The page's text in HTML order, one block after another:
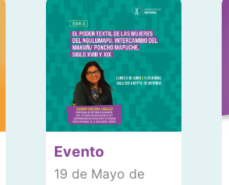
Evento
19 de Mayo de